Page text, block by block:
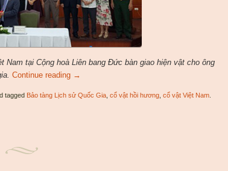
tại Cộng hoà Liên bang Đức bàn giao hiện vật cho ông
Continue reading →
tagged Bảo tàng Lịch sử Quốc Gia, cổ vật hồi hương, cổ vật Việt Nam.